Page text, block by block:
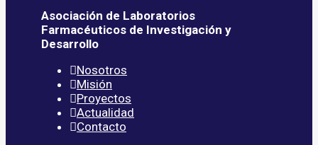
Asociación de Laboratorios
Farmacéuticos de Investigación y
Desarrollo
Nosotros
Misión
Proyectos
Actualidad
Contacto